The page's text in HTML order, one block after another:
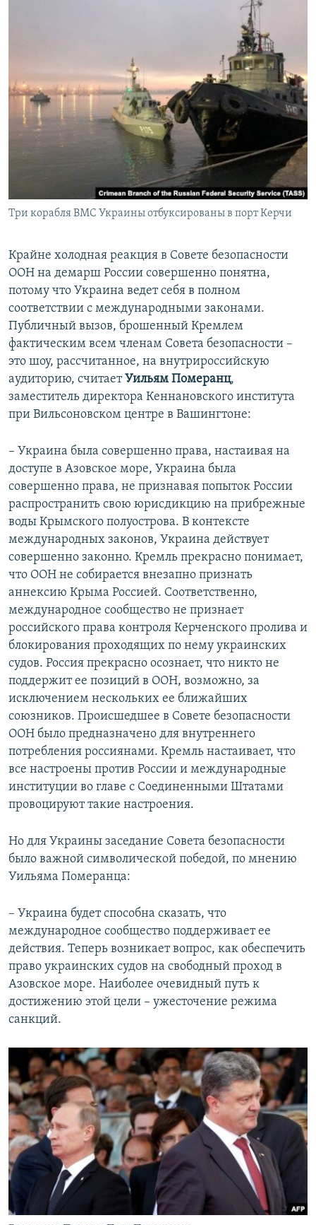
Три корабля ВМС Украины отбуксированы в порт Керчи
Крайне холодная реакция в Совете безопасности
ООН на демарш России совершенно понятна,
потому что Украина ведет себя в полном
соответствии с международными законами.
Публичный вызов, брошенный Кремлем
фактическим всем членам Совета безопасности –
это шоу, рассчитанное, на внутрироссийскую
аудиторию, считаетУильям Померанц,
заместитель директора Кеннановского института
при Вильсоновском центре в Вашингтоне:
– Украина была совершенно права, настаивая на
доступе в Азовское море, Украина была
совершенно права, не признавая попыток России
распространить свою юрисдикцию на прибрежные
воды Крымского полуострова. В контексте
международных законов, Украина действует
совершенно законно. Кремль прекрасно понимает,
что ООН не собирается внезапно признать
аннексию Крыма Россией. Соответственно,
международное сообщество не признает
российского права контроля Керченского пролива и
блокирования проходящих по нему украинских
судов. Россия прекрасно осознает, что никто не
поддержит ее позиций в ООН, возможно, за
исключением нескольких ее ближайших
союзников. Происшедшее в Совете безопасности
ООН было предназначено для внутреннего
потребления россиянами. Кремль настаивает, что
все настроены против России и международные
институции во главе с Соединенными Штатами
провоцируют такие настроения.
Но для Украины заседание Совета безопасности
было важной символической победой, по мнению
Уильяма Померанца:
– Украина будет способна сказать, что
международное сообщество поддерживает ее
действия. Теперь возникает вопрос, как обеспечить
право украинских судов на свободный проход в
Азовское море. Наиболее очевидный путь к
достижению этой цели – ужесточение режима
санкций.